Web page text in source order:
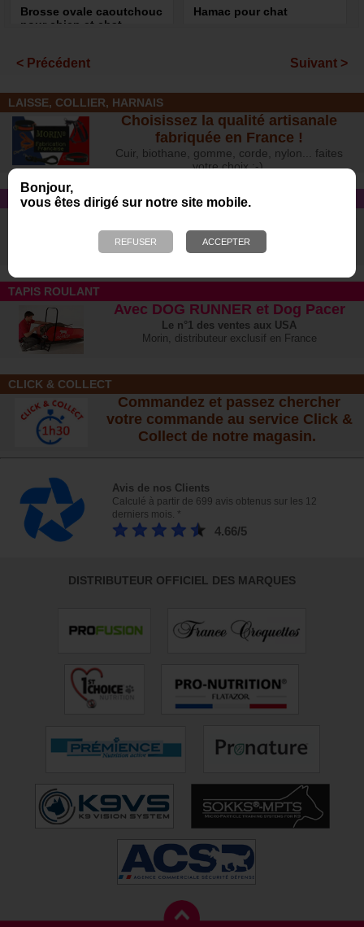
Bonjour,
vous êtes dirigé sur notre site mobile.
Brosse ovale caoutchouc
pour chien et chat
Hamac pour chat
< Précédent Suivant >
LAISSE, COLLIER, HARNAIS
Choisissez la qualité artisanale
fabriquée en France !
Cuir, biothane, gomme, corde, nylon... faites
votre choix :-)
CONSEIL
et intoxications alimentaires chez le
chien ?
TAPIS ROULANT
Avec DOG RUNNER et Dog Pacer
Le n°1 des ventes aux USA
Morin, distributeur exclusif en France
CLICK & COLLECT
Commandez et passez chercher
votre commande au service Click &
Collect de notre magasin.
Avis de nos Clients
Calculé à partir de 699 avis obtenus sur les 12
derniers mois. *
4.66/5
DISTRIBUTEUR OFFICIEL DES MARQUES